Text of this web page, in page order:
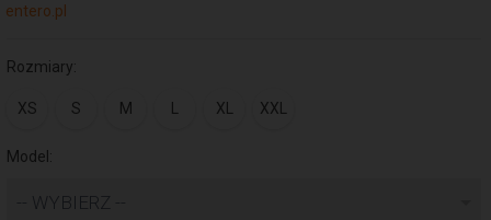
entero.pl
Rozmiary:
XS S M L XL XXL
Model:
-- WYBIERZ --